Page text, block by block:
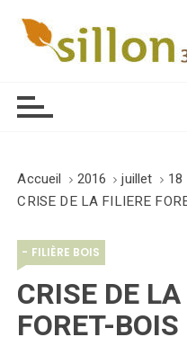
Accueil 2016 juillet
18
CRISE DE LA FILIERE
- FILIÈRE BOIS
CRISE DE
FORET-